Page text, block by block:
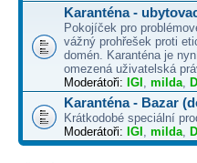
Karanténa -
Pokojíček pro
vážný prohřešek proti
domén. Karanténa je
omezená uživatelská
Moderátoři: IGI , milda,
Karanténa - Bazar
Krátkodobé speciální
Moderátoři: IGI , milda,